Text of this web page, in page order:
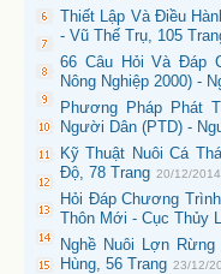
Thiết Lập Và Điều
- Vũ Thế Trụ, 105
66 Câu Hỏi Và Đáp
Nông Nghiệp 2000) -
Phương Pháp Phát
Người Dân (PTD) -
Kỹ Thuật Nuôi Cá
Độ, 78 Trang 20/12/2014
Hỏi Đáp Chương
Thôn Mới - Cục Thủy
Nghề Nuôi Lợn
Hùng, 56 Trang 23/12/